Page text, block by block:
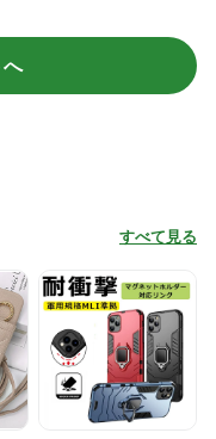
ラス ミニ
すべて見る